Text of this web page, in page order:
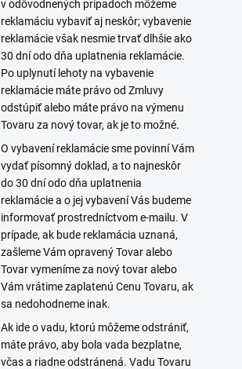
v odôvodnených prípadoch môžeme
reklamáciu vybaviť aj neskôr; vybavenie
reklamácie však nesmie trvať dlhšie ako
30 dní odo dňa uplatnenia reklamácie.
Po uplynutí lehoty na vybavenie
reklamácie máte právo od Zmluvy
odstúpiť alebo máte právo na výmenu
Tovaru za nový tovar, ak je to možné.
O vybavení reklamácie sme povinní Vám
vydať písomný doklad, a to najneskôr
do 30 dní odo dňa uplatnenia
reklamácie a o jej vybavení Vás budeme
informovať prostredníctvom e-mailu. V
prípade, ak bude reklamácia uznaná,
zašleme Vám opravený Tovar alebo
Tovar vymeníme za nový tovar alebo
Vám vrátime zaplatenú Cenu Tovaru, ak
sa nedohodneme inak.
Ak ide o vadu, ktorú môžeme odstrániť,
máte právo, aby bola vada bezplatne,
včas a riadne odstránená. Vadu Tovaru